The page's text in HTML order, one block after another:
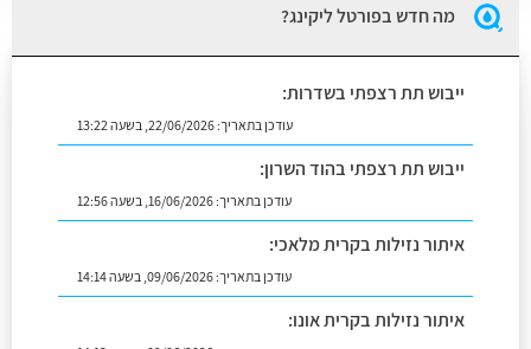
מה חדש בפורטל ליקינג?
ייבוש תת רצפתי בשדרות:
עודכן בתאריך:22/06/2026, בשעה 13:22
ייבוש תת רצפתי בהוד השרון:
עודכן בתאריך:16/06/2026, בשעה 12:56
איתור נזילות בקרית מלאכי:
עודכן בתאריך:09/06/2026, בשעה 14:14
איתור נזילות בקרית אונו: